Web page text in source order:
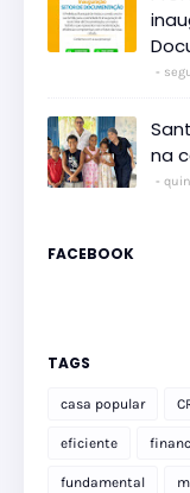
na
FACEBOOK
TAGS
casa popular
eficiente
fundamental